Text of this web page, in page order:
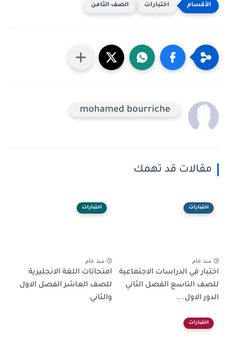
اختبارات الصف الثامن
mohamed bourriche
مقالات قد تهمك
اختبارات
منذ عام
اختبار في الدراسات الاجتماعية
للصف التاسع الفصل الثاني
الدور الاول...
اختبارات
منذ عام
امتحانات اللغة الانجليزية
للصف العاشر الفصل الاول
والثاني
اختبارات